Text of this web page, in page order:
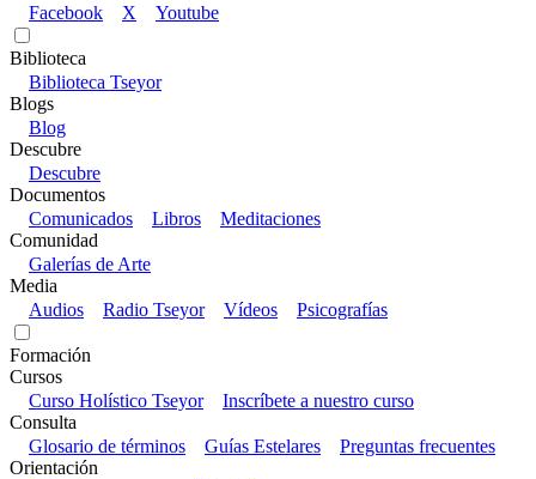
Facebook
X Youtube
Biblioteca
Biblioteca Tseyor
Blogs
Blog
Descubre
Descubre
Documentos
Comunicados
Libros
Meditaciones
Comunidad
Galerías de Arte
Media
Audios
Radio Tseyor Vídeos Psicografías
Formación
Cursos
Curso Holístico Tseyor
Inscríbete a nuestro curso
Consulta
Glosario de términos
Guías Estelares
Preguntas frecuentes
Orientación